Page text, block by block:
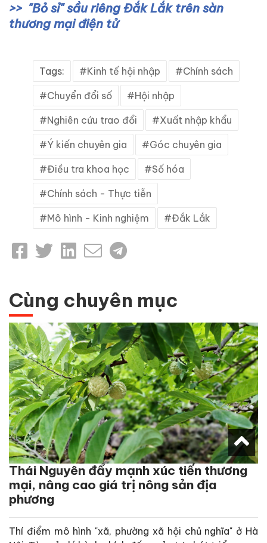
"Bỏ sỉ" sầu riêng Đắk Lắk trên sàn
thương mại điện tử
Tags: Kinh tế hội nhập Chính sách
Chuyển đổi số Hội nhập
Nghiên cứu trao đổi Xuất nhập khẩu
Ý kiến chuyên gia Góc chuyên gia
Điều tra khoa học Số hóa
Chính sách - Thực tiễn
Mô hình - Kinh nghiệm Đắk Lắk
Cùng chuyên mục
Thái Nguyên đẩy mạnh xúc tiến thương
mại, nâng cao giá trị nông sản địa
phương
Thí điểm mô hình "xã, phường xã hội chủ nghĩa" ở Hà